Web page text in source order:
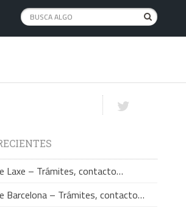
Laxe – Trámites, contacto…
Barcelona – Trámites, contacto…